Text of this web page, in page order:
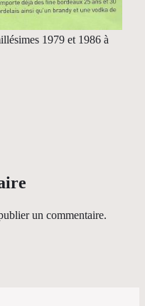
1979 et 1986 à
un commentaire.